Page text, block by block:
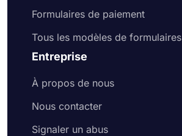
Formulaires de paiement
Tous les modèles de formulaires
Entreprise
À propos de nous
Nous contacter
Signaler un abus